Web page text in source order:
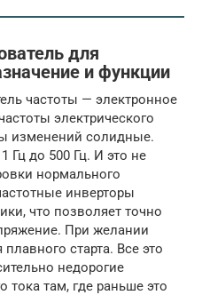
для
и функции
частоты — электронное
электрического
изменений солидные.
Гц до 500 Гц. И это не
нормального
инверторы
что позволяет точно
При желании
старта. Все это
недорогие
тока там, где раньше это